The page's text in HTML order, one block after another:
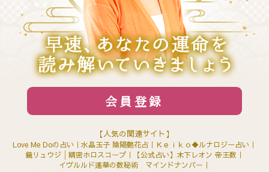
会員登録
【人気の関連サイト】
Love Me Doの占い 水晶玉子 陰陽艶花占
Ｋｅｉｋｏ◆ルナロジー占い
鏡リュウジ│精密ホロスコープ
【公式占い】木下レオン 帝王数
イヴルルド遙華の数秘術 マインドナンバー